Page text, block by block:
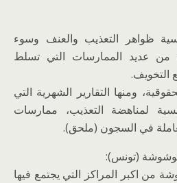
ظواهر التعذيب والعنف وسوء
من عديد الممارسات التي تسلط
التخويف.
ومنها التقارير الشهرية التي
لمناهضة التعذيب، ممارسات
في السجون (ملحق).
(تونس):
من اكبر المراكز التي يجتمع فيها